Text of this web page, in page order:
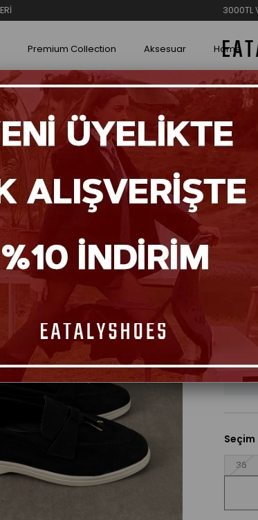
3000TL VE ÜZERİ
Premium Collection Aksesuar Home
Loro
Renk
Seçim
36